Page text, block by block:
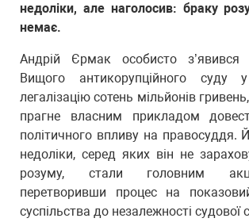
недоліки, але наголосив: браку
немає.
Андрій Єрмак особисто з’явився
Вищого антикорупційного суду
легалізацію сотень мільйонів
прагне власним прикладом
політичного впливу на правосуддя.
недоліки, серед яких він не
розуму, стали головним
перетворивши процес на
суспільства до незалежності судової